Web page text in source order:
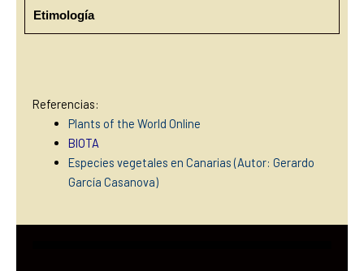
Etimología
Referencias:
Plants of the World Online
BIOTA
Especies vegetales en Canarias (Autor: Gerardo
García Casanova)